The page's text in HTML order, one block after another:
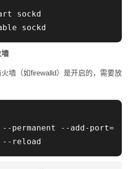
sockd
墙
墙（如firewalld）是开启的，需要放
permanent --add-